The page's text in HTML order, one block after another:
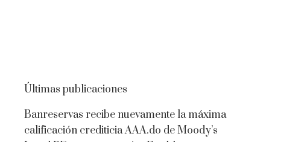
Últimas publicaciones
Banreservas recibe nuevamente la máxima
calificación crediticia AAA.do de Moody’s